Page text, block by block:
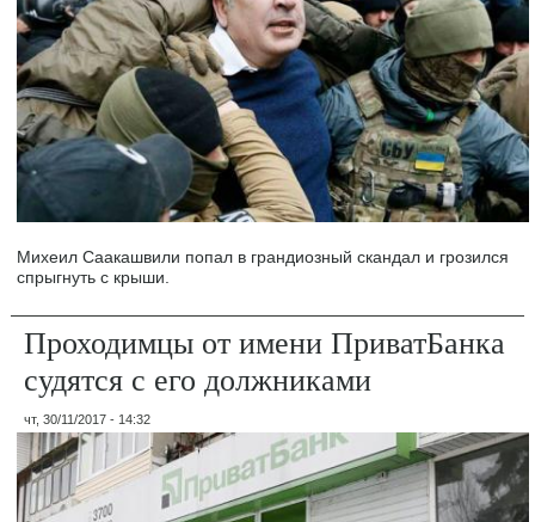
Михеил Саакашвили попал в грандиозный скандал и грозился
спрыгнуть с крыши.
Проходимцы от имени ПриватБанка
судятся с его должниками
чт, 30/11/2017 - 14:32